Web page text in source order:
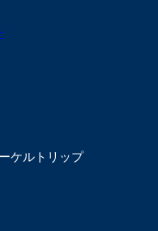
ケルトリップ